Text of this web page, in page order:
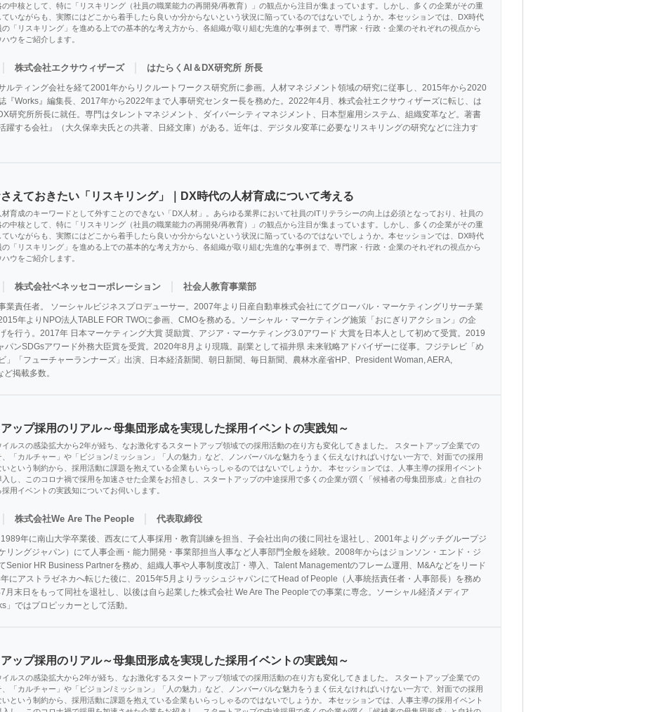
の中核として、特に「リスキリング（社員の職業能力の再開発/再教育）」の観点から注目が集まっています。しかし、多くの企業がその重
いながらも、実際にはどこから着手したら良いか分からないという状況に陥っているのではないでしょうか。本セッションでは、DX時代
の「リスキリング」を進める上での基本的な考え方から、各組織が取り組む先進的な事例まで、専門家・行政・企業のそれぞれの視点から
ウをご紹介します。
株式会社エクサウィザーズ はたらくAI＆DX研究所 所長
ルティング会社を経て2001年からリクルートワークス研究所に参画。人材マネジメント領域の研究に従事し、2015年から2020
『Works』編集長、2017年から2022年まで人事研究センター長を務めた。2022年4月、株式会社エクサウィザーズに転じ、は
研究所所長に就任。専門はタレントマネジメント、ダイバーシティマネジメント、日本型雇用システム、組織変革など。著書
躍する会社』（大久保幸夫氏との共著、日経文庫）がある。近年は、デジタル変革に必要なリスキリングの研究などに注力す
えておきたい「リスキリング」｜DX時代の人材育成について考える
材育成のキーワードとして外すことのできない「DX人材」。あらゆる業界において社員のITリテラシーの向上は必須となっており、社員の
の中核として、特に「リスキリング（社員の職業能力の再開発/再教育）」の観点から注目が集まっています。しかし、多くの企業がその重
いながらも、実際にはどこから着手したら良いか分からないという状況に陥っているのではないでしょうか。本セッションでは、DX時代
の「リスキリング」を進める上での基本的な考え方から、各組織が取り組む先進的な事例まで、専門家・行政・企業のそれぞれの視点から
ウをご紹介します。
株式会社ベネッセコーポレーション 社会人教育事業部
業責任者。 ソーシャルビジネスプロデューサー。2007年より日産自動車株式会社にてグローバル・マーケティングリサーチ業
年よりNPO法人TABLE FOR TWOに参画、CMOを務める。ソーシャル・マーケティング施策「おにぎりアクション」の企
を行う。2017年 日本マーケティング大賞 奨励賞、アジア・マーケティング3.0アワード 大賞を日本人として初めて受賞。2019
パンSDGsアワード外務大臣賞を受賞。2020年8月より現職。副業として福井県 未来戦略アドバイザーに従事。フジテレビ「め
」「フューチャーランナーズ」出演、日本経済新聞、朝日新聞、毎日新聞、農林水産省HP、President Woman, AERA,
掲載多数。
ップ採用のリアル～母集団形成を実現した採用イベントの実践知～
イルスの感染拡大から2年が経ち、なお激化するスタートアップ領域での採用活動の在り方も変化してきました。 スタートアップ企業での
「カルチャー」や「ビジョン/ミッション」「人の魅力」など、ノンバーバルな魅力をうまく伝えなければいけない一方で、対面での採用
という制約から、採用活動に課題を抱えている企業もいらっしゃるのではないでしょうか。 本セッションでは、人事主導の採用イベント
入し、このコロナ禍で採用を加速させた企業をお招きし、スタートアップの中途採用で多くの企業が躓く「候補者の母集団形成」と自社の
用イベントの実践知についてお伺いします。
株式会社We Are The People 代表取締役
年に南山大学卒業後、西友にて人事採用・教育訓練を担当、子会社出向の後に同社を退社し、2001年よりグッチグループジ
リングジャパン）にて人事企画・能力開発・事業部担当人事など人事部門全般を経験。2008年からはジョンソン・エンド・ジ
Senior HR Business Partnerを務め、組織人事や人事制度改訂・導入、Talent Managementのフレーム運用、M&Aなどをリード
にアストラゼネカへ転じた後に、2015年5月よりラッシュジャパンにてHead of People（人事統括責任者・人事部長）を務め
月末日をもって同社を退社し、以後は自ら起業した株式会社 We Are The Peopleでの事業に専念。ソーシャル経済メディア
」ではプロピッカーとして活動。
ップ採用のリアル～母集団形成を実現した採用イベントの実践知～
イルスの感染拡大から2年が経ち、なお激化するスタートアップ領域での採用活動の在り方も変化してきました。 スタートアップ企業での
「カルチャー」や「ビジョン/ミッション」「人の魅力」など、ノンバーバルな魅力をうまく伝えなければいけない一方で、対面での採用
という制約から、採用活動に課題を抱えている企業もいらっしゃるのではないでしょうか。 本セッションでは、人事主導の採用イベント